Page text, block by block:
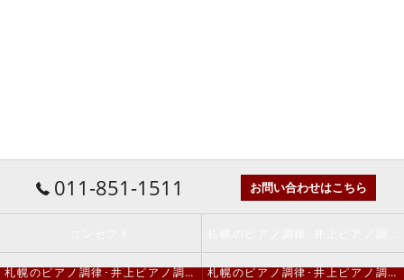
011-851-1511 お問い合わせはこちら
札幌のピアノ調律･井上ピアノ調律事務所の評判 札幌のピアノ調律･井上ピアノ調律事務所のお客様の声